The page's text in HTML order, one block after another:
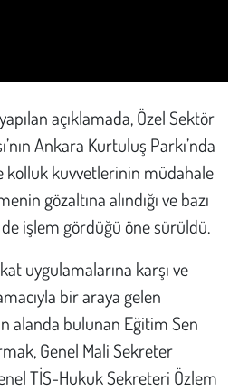
açıklamada, Özel Sektör
Ankara Kurtuluş Parkı’nda
kolluk kuvvetlerinin müdahale
gözaltına alındığı ve bazı
işlem gördüğü öne sürüldü.
uygulamalarına karşı ve
bir araya gelen
alanda bulunan Eğitim Sen
Genel Mali Sekreter
TİS-Hukuk Sekreteri Özlem